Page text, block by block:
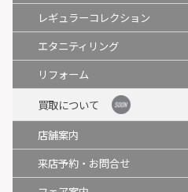
レギュラーコレクション
エタニティリング
リフォーム
買取について
店舗案内
来店予約・お問合せ